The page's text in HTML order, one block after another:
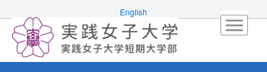
English